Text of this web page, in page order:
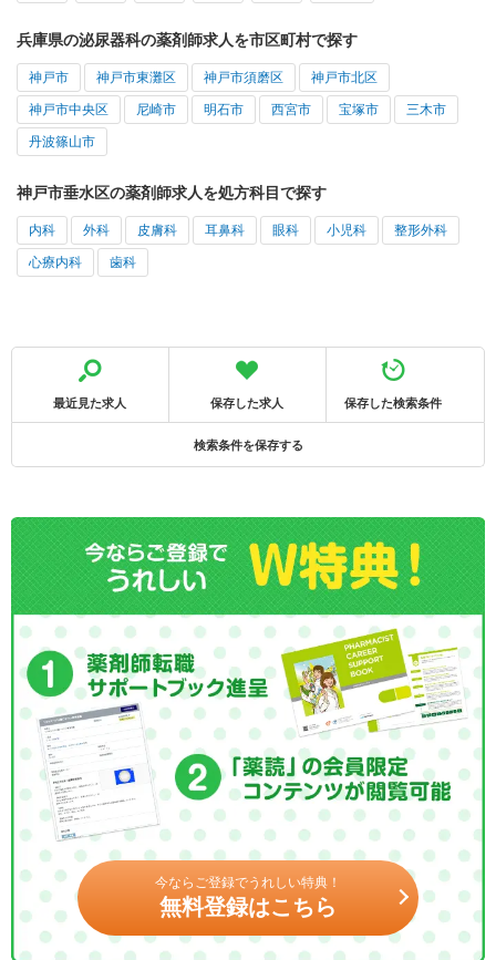
兵庫県の泌尿器科の薬剤師求人を市区町村で探す
神戸市 神戸市東灘区 神戸市須磨区 神戸市北区
神戸市中央区 尼崎市 明石市 西宮市 宝塚市 三木市
丹波篠山市
神戸市垂水区の薬剤師求人を処方科目で探す
内科 外科 皮膚科 耳鼻科 眼科 小児科 整形外科
心療内科 歯科
最近見た求人 保存した求人 保存した検索条件
検索条件を保存する
今ならご登録でうれしい特典！
無料登録はこちら